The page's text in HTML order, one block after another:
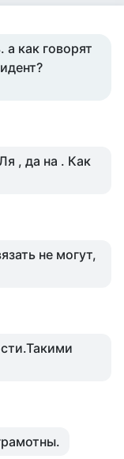
как говорят
, да на . Как
не могут,